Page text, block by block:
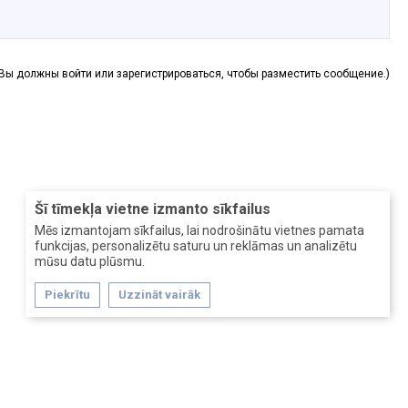
Šī tīmekļa vietne izmanto sīkfailus
Mēs izmantojam sīkfailus, lai nodrošinātu vietnes pamata
funkcijas, personalizētu saturu un reklāmas un analizētu
mūsu datu plūsmu.
Piekrītu Uzzināt vairāk
должны войти или зарегистрироваться, чтобы разместить сообщение.)